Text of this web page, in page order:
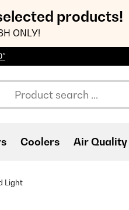
products!
ONLY!
Coolers Air Quality
Light